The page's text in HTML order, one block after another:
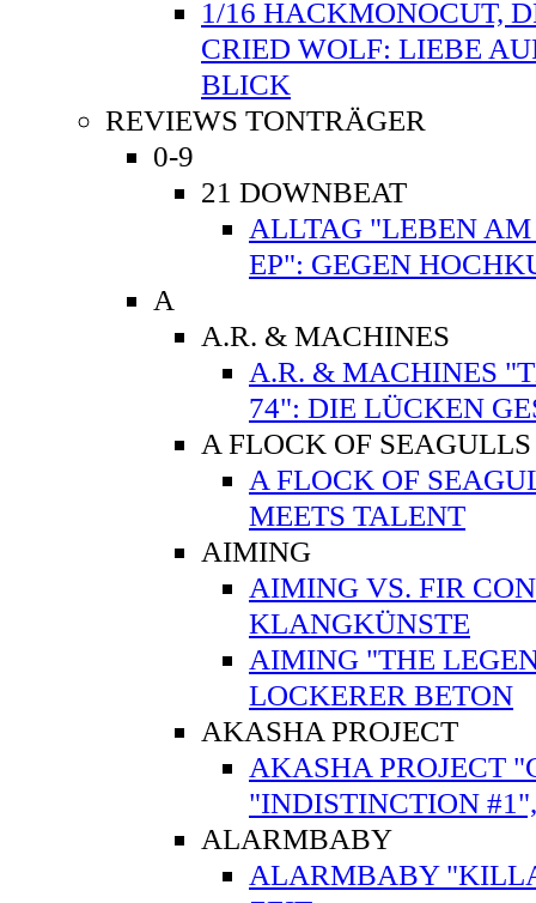
1/16 HACKMONOCUT,
CRIED WOLF: LIEBE
BLICK
REVIEWS TONTRÄGER
0-9
21 DOWNBEAT
ALLTAG "LEBEN AM
EP": GEGEN
A
A.R. & MACHINES
A.R. & MACHINES
74": DIE LÜCKEN
A FLOCK OF SEAGULLS
A FLOCK OF
MEETS TALENT
AIMING
AIMING VS. FIR
KLANGKÜNSTE
AIMING "THE
LOCKERER BETON
AKASHA PROJECT
AKASHA PROJECT
"INDISTINCTION
ALARMBABY
ALARMBABY